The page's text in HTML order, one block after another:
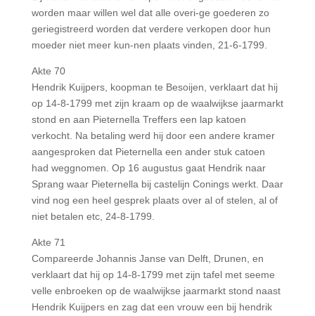
worden maar willen wel dat alle overi-ge goederen zo
geriegistreerd worden dat verdere verkopen door hun
moeder niet meer kun-nen plaats vinden, 21-6-1799.
Akte 70
Hendrik Kuijpers, koopman te Besoijen, verklaart dat hij
op 14-8-1799 met zijn kraam op de waalwijkse jaarmarkt
stond en aan Pieternella Treffers een lap katoen
verkocht. Na betaling werd hij door een andere kramer
aangesproken dat Pieternella een ander stuk catoen
had weggnomen. Op 16 augustus gaat Hendrik naar
Sprang waar Pieternella bij castelijn Conings werkt. Daar
vind nog een heel gesprek plaats over al of stelen, al of
niet betalen etc, 24-8-1799.
Akte 71
Compareerde Johannis Janse van Delft, Drunen, en
verklaart dat hij op 14-8-1799 met zijn tafel met seeme
velle enbroeken op de waalwijkse jaarmarkt stond naast
Hendrik Kuijpers en zag dat een vrouw een bij hendrik